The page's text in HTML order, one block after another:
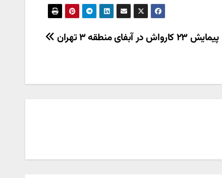
پیمایش ۲۳ کارواش در آبفای منطقه ۳ تهران